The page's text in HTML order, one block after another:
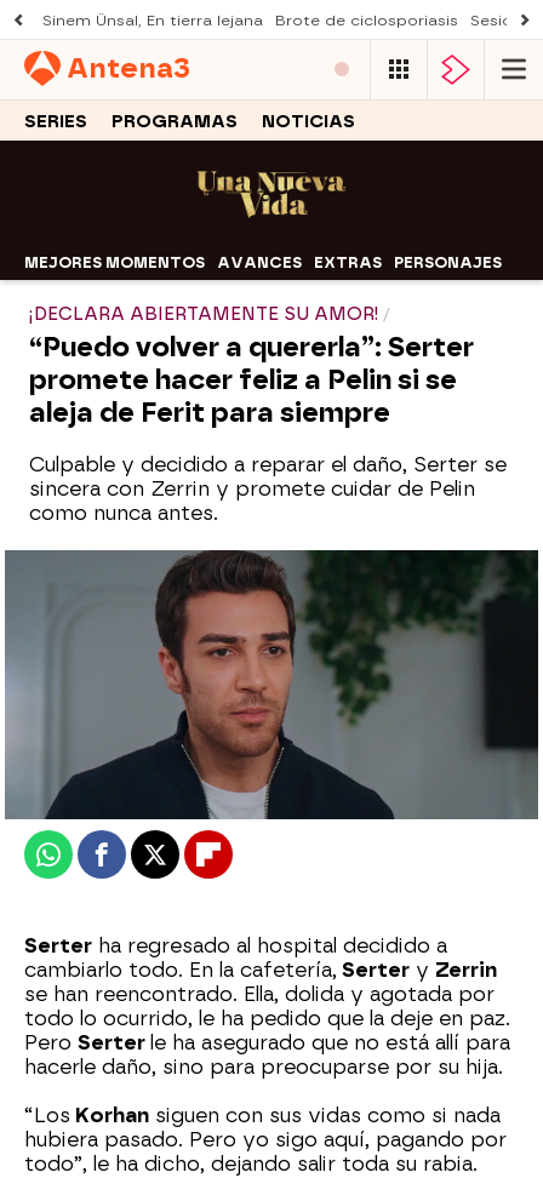
Sinem Ünsal, En tierra lejana Brote de ciclosporiasis Sesión
Antena3
SERIES PROGRAMAS NOTICIAS
MEJORES MOMENTOS AVANCES EXTRAS PERSONAJES
¡DECLARA ABIERTAMENTE SU AMOR!
“Puedo volver a quererla”: Serter
promete hacer feliz a Pelin si se
aleja de Ferit para siempre
Culpable y decidido a reparar el daño, Serter se
sincera con Zerrin y promete cuidar de Pelin
como nunca antes.
Desirée Castillo
29 de octubre de 2025, 13:00
WhatsappFacebook
X Flipboard
Serter ha regresado al hospital decidido a
cambiarlo todo. En la cafetería, Serter y Zerrin
se han reencontrado. Ella, dolida y agotada por
todo lo ocurrido, le ha pedido que la deje en paz.
Pero Serter le ha asegurado que no está allí para
hacerle daño, sino para preocuparse por su hija.
“Los Korhan siguen con sus vidas como si nada
hubiera pasado. Pero yo sigo aquí, pagando por
todo”, le ha dicho, dejando salir toda su rabia.